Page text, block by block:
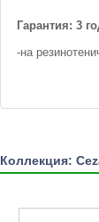
Гарантия: 3
-на
Коллекция: